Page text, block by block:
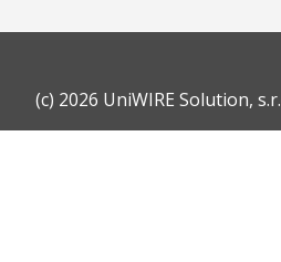
(c) 2026 UniWIRE Solution,